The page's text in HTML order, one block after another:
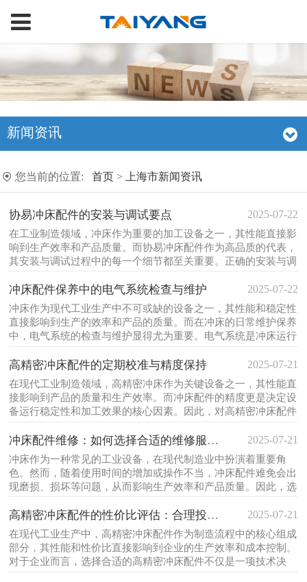
新闻资讯
您当前的位置: 首页 > 上海市新闻资讯
协易冲床配件的安装与调试要点 2025-07-22
在工业制造领域，冲床作为重要的加工设备之一，其性能直接影
响到生产效率和产品质量。而协易冲床配件作为高品质的代表，
其安装与调试过程中的每一个细节都至关重要。正确的安装与调
下来，我们将深入探讨如何高效完成协易冲床配件的安装与调试
工作。首先需要明确的...
冲床配件保养中的电气系统检查与维护 2025-07-22
冲床作为现代工业生产中不可或缺的设备之一，其性能和稳定性
直接影响到生产的效率和产品的质量。而在冲床的日常维护保养
中，电气系统的检查与维护显得尤为重要。电气系统是冲床运行
传输等关键功能。因此，对冲床电气系统的定期检查和科学维
护，不仅可以延长设备寿...
高精密冲床配件的定期校准与精度保持 2025-07-21
在现代工业制造领域，高精密冲床作为关键设备之一，其性能直
接影响到产品的质量和生产效率。而冲床配件的精度更是决定设
备运行稳定性和加工效果的核心因素。因此，对高精密冲床配件
是确保产品一致性和可靠性的关键环节。冲床配件的精度会随着
使用时间的增长而逐渐...
冲床配件维修：如何选择合适的维修服务商 2025-07-21
冲床作为一种常见的工业设备，在现代制造业中扮演着重要角
色。然而，随着使用时间的增加或操作不当，冲床配件难免会出
现磨损、损坏等问题，从而影响生产效率和产品质量。因此，选
长设备寿命，还能为企业节省大量成本。在挑选冲床配件维修服
务商时，企业需要综合考...
高精密冲床配件的性价比评估：合理投资的关 2025-07-21
在现代工业生产中，高精密冲床配件作为制造流程中的核心组成
部分，其性能和性价比直接影响到企业的生产效率和成本控制。
对于企业而言，选择合适的高精密冲床配件不仅是一项技术决